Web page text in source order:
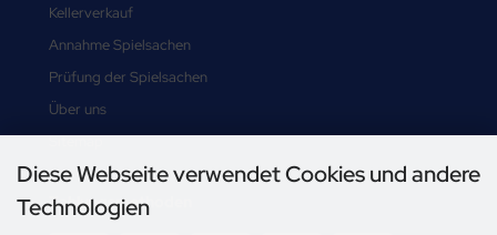
Kellerverkauf
Annahme Spielsachen
Prüfung der Spielsachen
Über uns
Sitemap
Zahlungsmethoden
Diese Webseite verwendet Cookies und andere
Technologien